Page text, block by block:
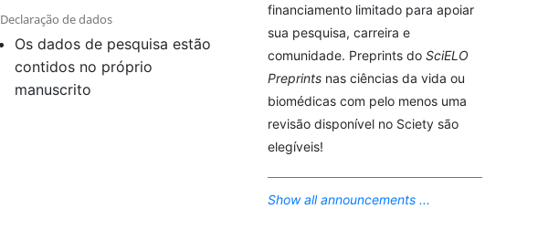
Declaração de dados
Os dados de pesquisa estão
contidos no próprio
manuscrito
financiamento limitado para apoiar
sua pesquisa, carreira e
comunidade. Preprints do SciELO
Preprintsnas ciências da vida ou
biomédicas com pelo menos uma
revisão disponível no Sciety são
elegíveis!
Show all announcements ...